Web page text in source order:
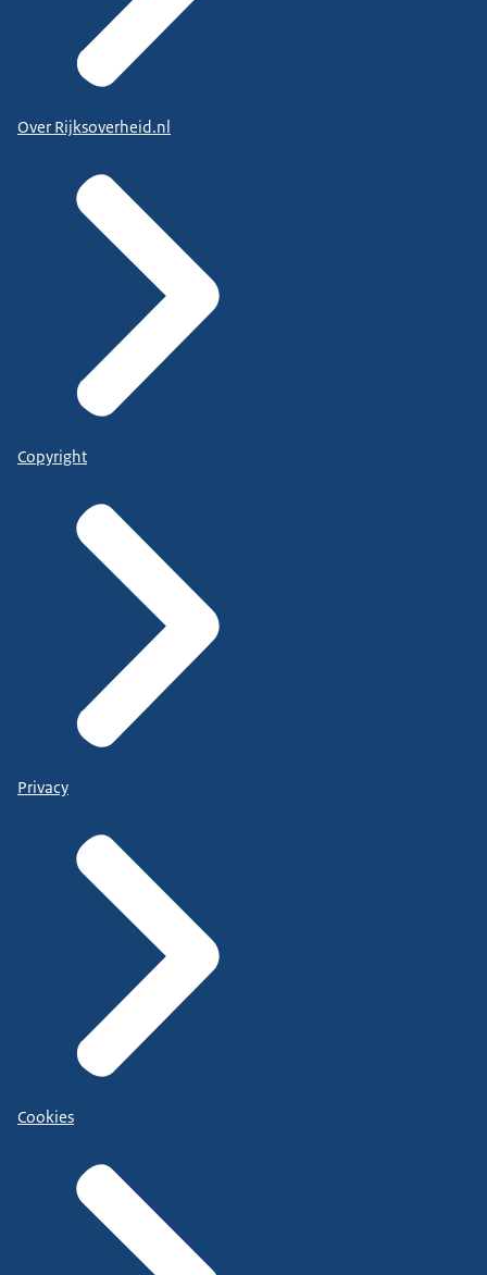
Over Rijksoverheid.nl
Copyright
Privacy
Cookies